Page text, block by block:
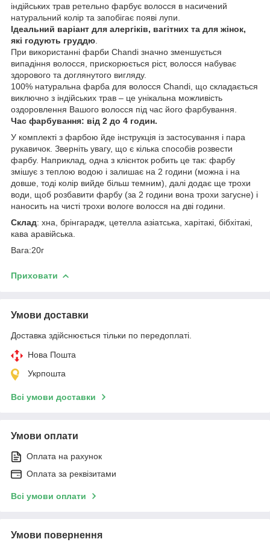
індійських трав ретельно фарбує волосся в насичений
натуральний колір та запобігає появі лупи.
Ідеальний варіант для алергіків, вагітних та для жінок,
які годують груддю
При використанні фарби Chandi значно зменшується
випадіння волосся, прискорюється ріст, волосся набуває
здорового та доглянутого вигляду.
100% натуральна фарба для волосся Chandi, що складається
виключно з індійських трав – це унікальна можливість
оздоровлення Вашого волосся під час його фарбування.
Час фарбування: від 2 до 4 годин.
У комплекті з фарбою йде інструкція із застосування і пара
рукавичок. Зверніть увагу, що є кілька способів розвести
фарбу. Наприклад, одна з клієнток робить це так: фарбу
змішує з теплою водою і залишає на 2 години (можна і на
довше, тоді колір вийде більш темним), далі додає ще трохи
води, щоб розбавити фарбу (за 2 години вона трохи загусне) і
наносить на чисті трохи вологе волосся на дві години.
Склад: хна, брінгарадж, цетелла азіатська, харітакі, бібхітакі,
кава аравійська.
Вага:20г
Приховати
Умови доставки
Доставка здійснюється тільки по передоплаті.
Нова Пошта
Укрпошта
Всі умови доставки
Умови оплати
Оплата на рахунок
Оплата за реквізитами
Всі умови оплати
Умови повернення